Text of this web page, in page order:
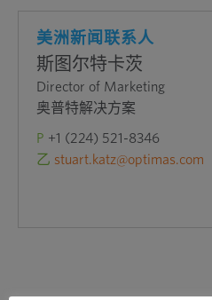
部
网
站
美洲新闻联系人
斯图尔特卡茨
Director of Marketing
奥普特解决方案
P +1 (224) 521-8346
乙 stuart.katz@optimas.com